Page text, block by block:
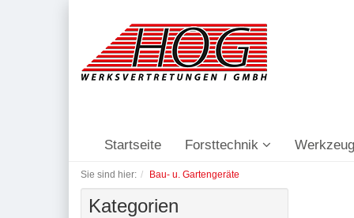
Startseite Forsttechnik
Sie sind hier: Bau- u. Gartengeräte
Kategorien